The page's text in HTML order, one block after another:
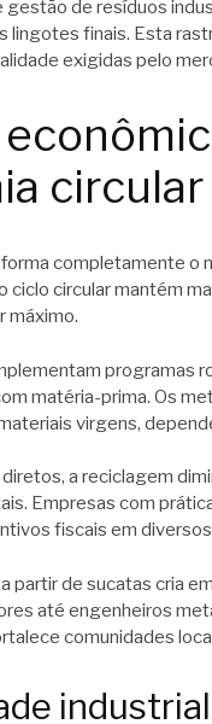
de resíduos
lingotes finais. Esta
exigidas pelo
circular
completamente o
ciclo circular mantém
máximo.
programas
matéria-prima. Os
virgens,
a reciclagem
Empresas com
fiscais em
partir de sucatas cria
até engenheiros
comunidades